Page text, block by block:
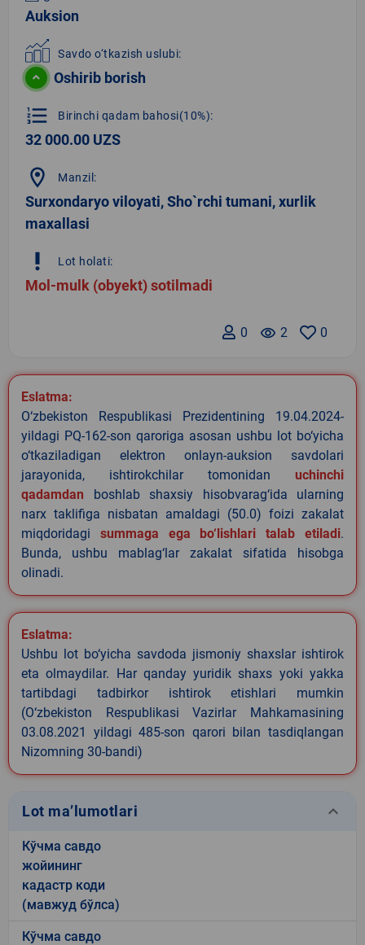
Auksion
Savdo o‘tkazish uslubi:
Oshirib borish
format_list_numbered Birinchi qadam bahosi(10%):
32 000.00 UZS
location_on Manzil:
Surxondaryo viloyati, Sho`rchi tumani, xurlik
maxallasi
priority_high Lot holati:
Mol-mulk (obyekt) sotilmadi
0
remove_red_eye 2
0
Eslatma:
O‘zbekiston Respublikasi Prezidentining 19.04.2024-
yildagi PQ-162-son qaroriga asosan ushbu lot bo‘yicha
o‘tkaziladigan elektron onlayn-auksion savdolari
jarayonida, ishtirokchilar tomonidan uchinchi
qadamdan boshlab shaxsiy hisobvarag‘ida ularning
narx taklifiga nisbatan amaldagi (50.0) foizi zakalat
miqdoridagi summaga ega bo‘lishlari talab etiladi.
Bunda, ushbu mablag‘lar zakalat sifatida hisobga
olinadi.
Eslatma:
Ushbu lot bo‘yicha savdoda jismoniy shaxslar ishtirok
eta olmaydilar. Har qanday yuridik shaxs yoki yakka
tartibdagi tadbirkor ishtirok etishlari mumkin
(O‘zbekiston Respublikasi Vazirlar Mahkamasining
03.08.2021 yildagi 485-son qarori bilan tasdiqlangan
Nizomning 30-bandi)
Lot ma’lumotlari keyboard_arrow_down
Кўчма савдо
жойининг
кадастр коди
(мавжуд бўлса)
Кўчма савдо